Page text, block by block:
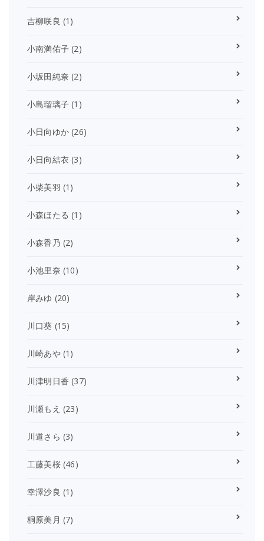
吉柳咲良 (1)
小南満佑子 (2)
小坂田純奈 (2)
小島瑠璃子 (1)
小日向ゆか (26)
小日向結衣 (3)
小柴美羽 (1)
小森ほたる (1)
小森香乃 (2)
小池里奈 (10)
岸みゆ (20)
川口葵 (15)
川崎あや(1)
川津明日香 (37)
川瀬もえ (23)
川道さら (3)
工藤美桜(46)
幸澤沙良 (1)
桐原美月 (7)